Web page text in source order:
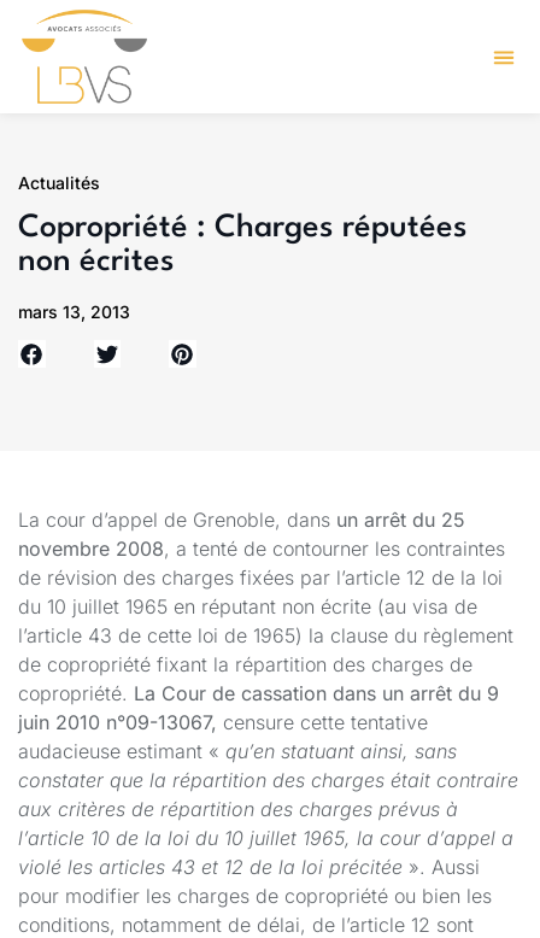
Actualités
Copropriété : Charges réputées
non écrites
mars 13, 2013
La cour d’appel de Grenoble, dans un arrêt du 25
novembre 2008, a tenté de contourner les contraintes
de révision des charges fixées par l’article 12 de la loi
du 10 juillet 1965 en réputant non écrite (au visa de
l’article 43 de cette loi de 1965) la clause du règlement
de copropriété fixant la répartition des charges de
copropriété. La Cour de cassation dans un arrêt du 9
juin 2010 n°09-13067, censure cette tentative
audacieuse estimant « qu’en statuant ainsi, sans
constater que la répartition des charges était contraire
aux critères de répartition des charges prévus à
l’article 10 de la loi du 10 juillet 1965, la cour d’appel a
violé les articles 43 et 12 de la loi précitée ». Aussi
pour modifier les charges de copropriété ou bien les
conditions, notamment de délai, de l’article 12 sont